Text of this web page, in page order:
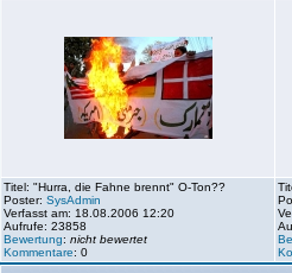
Titel: "Hurra, die Fahne brennt" O-Ton??
Poster: SysAdmin
Verfasst am: 18.08.2006 12:20
Aufrufe: 23858
Bewertung: nicht bewertet
Kommentare: 0